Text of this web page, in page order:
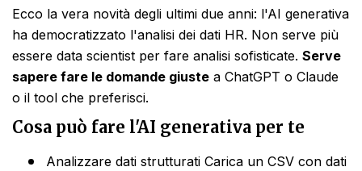
Ecco la vera novità degli ultimi due anni: l'AI generativa
ha democratizzato l'analisi dei dati HR. Non serve più
essere data scientist per fare analisi sofisticate. Serve
sapere fare le domande giuste a ChatGPT o Claude
o il tool che preferisci.
Cosa può fare l'AI generativa per te
Analizzare dati strutturati Carica un CSV con dati